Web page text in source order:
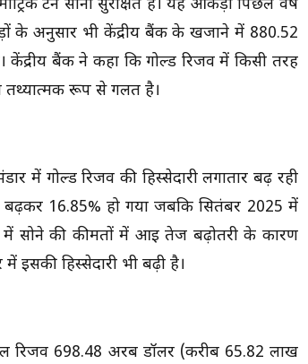
टन सोना सुरक्षित है। यह आंकड़ा पिछले वर्ष
के अनुसार भी केंद्रीय बैंक के खजाने में 880.52
बैंक ने कहा कि गोल्ड रिजर्व में किसी तरह
तथ्यात्मक रूप से गलत है।
गोल्ड रिजर्व की हिस्सेदारी लगातार बढ़ रही
बढ़कर 16.85% हो गया जबकि सितंबर 2025 में
में सोने की कीमतों में आई तेज बढ़ोतरी के कारण
इसकी हिस्सेदारी भी बढ़ी है।
698.48 अरब डॉलर (करीब 65.82 लाख